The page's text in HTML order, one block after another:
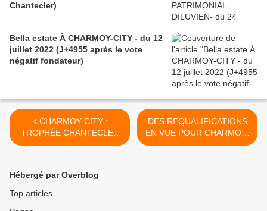
Chantecler)
Bella estate À CHARMOY-CITY - du 12
juillet 2022 (J+4955 après le vote
négatif fondateur)
< CHARMOY-CITY :
TROPHÉE CHANTECLER
DE LA MEILLEURE
négatif fondateur)
DES REQUALIFICATIONS
EN VUE POUR CHARMOY-
CITY - du 26 décembre
Hébergé par Overblog
Top articles